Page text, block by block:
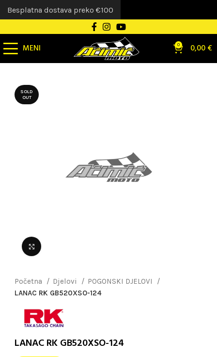
MENI 0 0,00€
SOLD
OUT
Početna Djelovi
POGONSKI DJELOVI
LANAC RK GB520XSO-124
LANAC RK GB520XSO-124
Besplatna dostava preko €100